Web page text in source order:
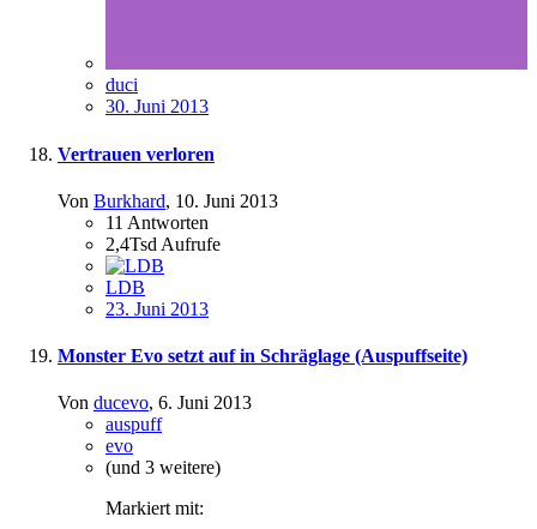
duci
30. Juni 2013
Vertrauen verloren
Von Burkhard, 10. Juni 2013
11 Antworten
2,4Tsd Aufrufe
LDB
23. Juni 2013
Monster Evo setzt auf in Schräglage (Auspuffseite)
Von ducevo, 6. Juni 2013
auspuff
evo
(und 3 weitere)
Markiert mit: